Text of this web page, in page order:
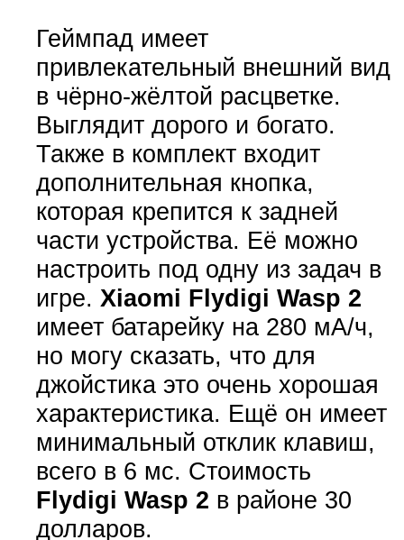
Геймпад имеет
привлекательный внешний вид
в чёрно-жёлтой расцветке.
Выглядит дорого и богато.
Также в комплект входит
дополнительная кнопка,
которая крепится к задней
части устройства. Её можно
настроить под одну из задач в
игре. Xiaomi Flydigi Wasp 2
имеет батарейку на 280 мА/ч,
но могу сказать, что для
джойстика это очень хорошая
характеристика. Ещё он имеет
минимальный отклик клавиш,
всего в 6 мс. Стоимость
Flydigi Wasp 2 в районе 30
долларов.